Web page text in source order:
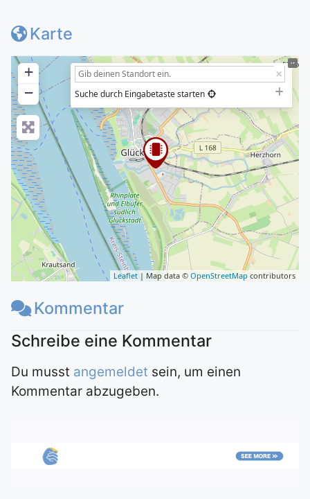
Karte
+
−
Suche durch Eingabetaste starten
Leaflet | Map data © OpenStreetMap contributors
Kommentar
Du musst angemeldet sein, um einen
Kommentar abzugeben.